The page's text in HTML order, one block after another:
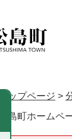
トップページ >
松島町ホームペ